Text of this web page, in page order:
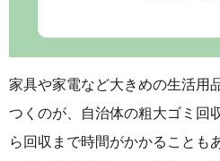
家具や家電など大きめの生活用
つくのが、自治体の粗大ゴミ回
ら回収まで時間がかかることも